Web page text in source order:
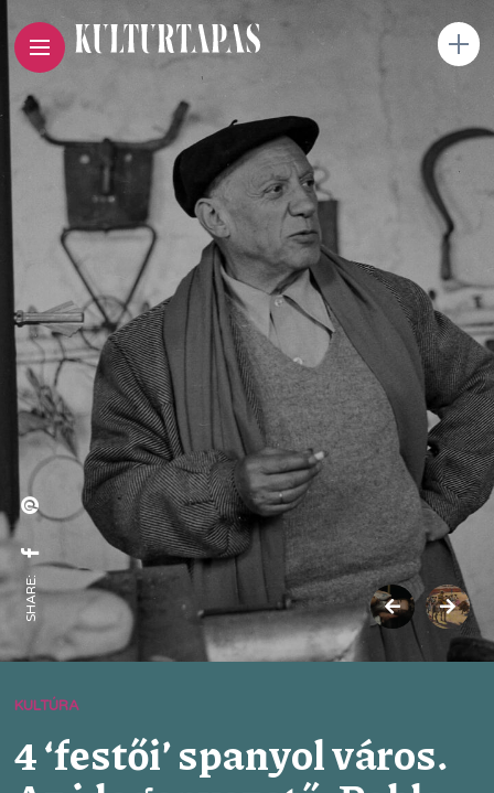
SHARE:
KULTÚRA
4 ‘festői’ spanyol város.